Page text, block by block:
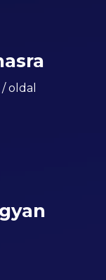
oldal